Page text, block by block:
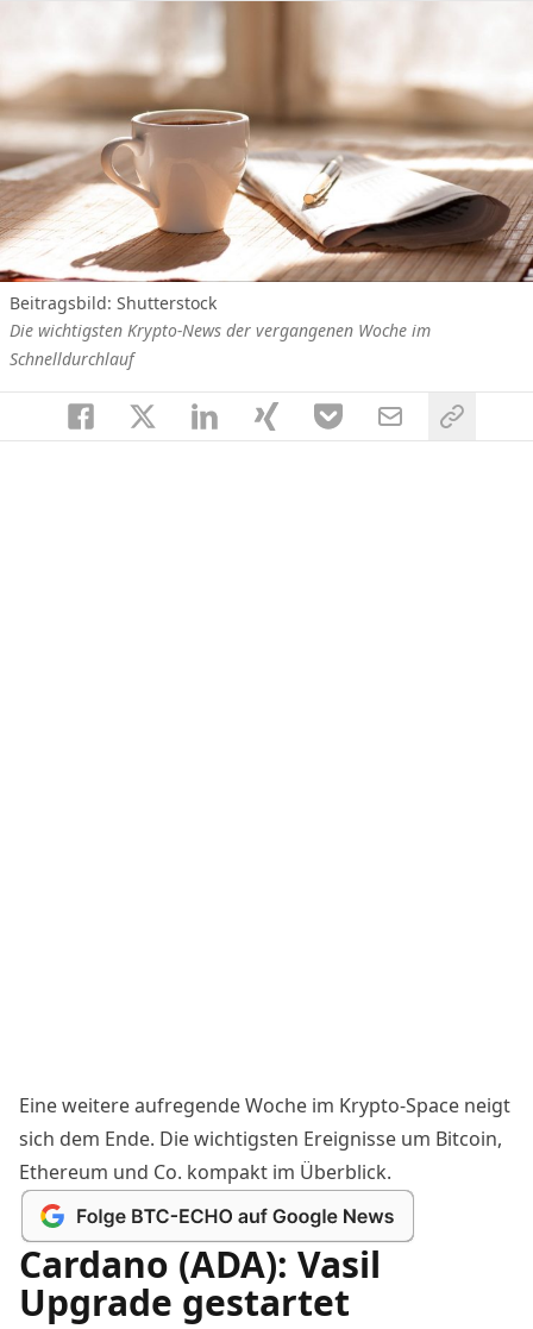
Beitragsbild: Shutterstock
Die wichtigsten Krypto-News der vergangenen Woche im
Schnelldurchlauf
Eine weitere aufregende Woche im Krypto-Space neigt
sich dem Ende. Die wichtigsten Ereignisse um Bitcoin,
Ethereum und Co. kompakt im Überblick.
Cardano (ADA): Vasil
Upgrade gestartet